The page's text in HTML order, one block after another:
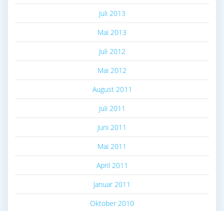
Juli 2013
Mai 2013
Juli 2012
Mai 2012
August 2011
Juli 2011
Juni 2011
Mai 2011
April 2011
Januar 2011
Oktober 2010